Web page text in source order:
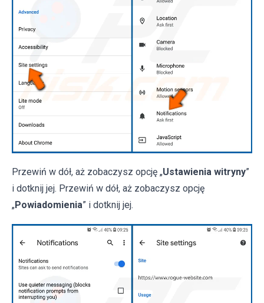
Przewiń w dół, aż zobaczysz opcję „Ustawienia witryny”
i dotknij jej. Przewiń w dół, aż zobaczysz opcję
„Powiadomienia” i dotknij jej.